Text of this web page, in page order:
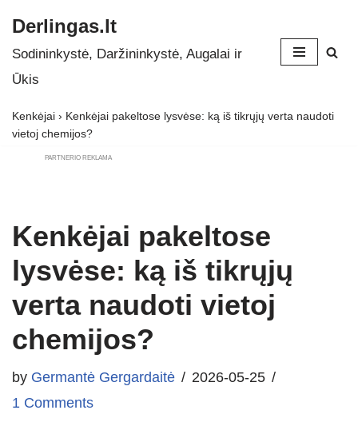
Skip
to
Derlingas.lt
Sodininkystė, Daržininkystė, Augalai ir
Ūkis
Kenkėjai › Kenkėjai pakeltose lysvėse: ką iš tikrųjų verta naudoti
vietoj chemijos?
PARTNERIO REKLAMA
Kenkėjai pakeltose
lysvėse: ką iš tikrųjų
verta naudoti vietoj
chemijos?
by Germantė Gergardaitė
2026-05-25
1 Comments